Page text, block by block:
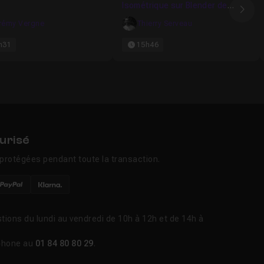
Vergne
Isométrique sur Blender de
débutant à avancé
Thierry Serveau
15h46
pendant toute la transaction.
du lundi au vendredi de 10h à 12h et de 14h à
au 01 84 80 80 29.